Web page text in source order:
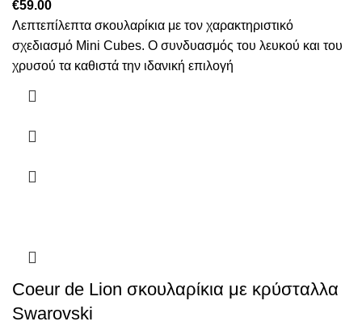
€59.00
Λεπτεπίλεπτα σκουλαρίκια με τον χαρακτηριστικό
σχεδιασμό Mini Cubes. Ο συνδυασμός του λευκού και του
χρυσού τα καθιστά την ιδανική επιλογή
Coeur de Lion σκουλαρίκια με κρύσταλλα
Swarovski